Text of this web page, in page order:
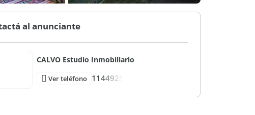
al anunciante
CALVO Estudio Inmobiliario
Ver teléfono 1144925